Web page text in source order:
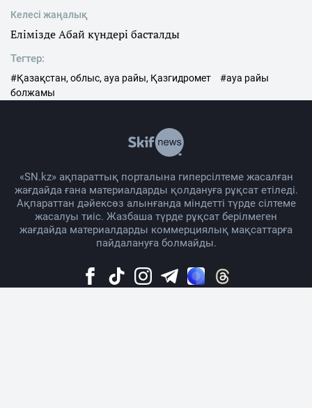
Келесі жаңалық
Елімізде Абай күндері басталды
Тегтер:
#Қазақстан, облыс, ауа райы, Қазгидромет
#ауа райы
болжамы
«SN.kz» ақпараттық порталына гиперсілтеме жасалған
жағдайда ғана материалдарды қолдануға рұқсат етіледі.
Ақпараттан дәйексөз алынғанда міндетті түрде сілтеме
жасалуы тиіс. Жазбаша түрде рұқсат берілмеген
жағдайда материалдарды коммерциялық мақсаттарға
пайдалануға болмайды.